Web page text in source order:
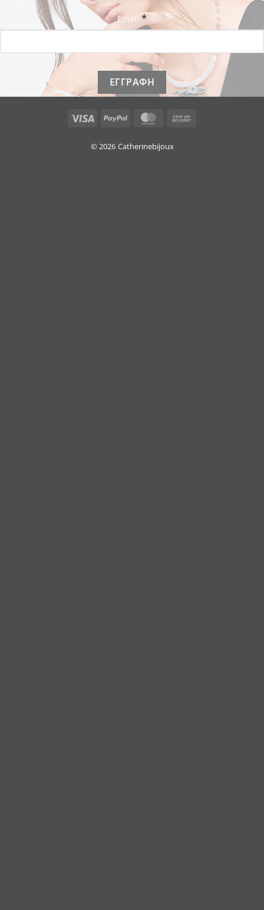
Email *
Visa PayPal MasterCard
© 2026 Catherinebijoux